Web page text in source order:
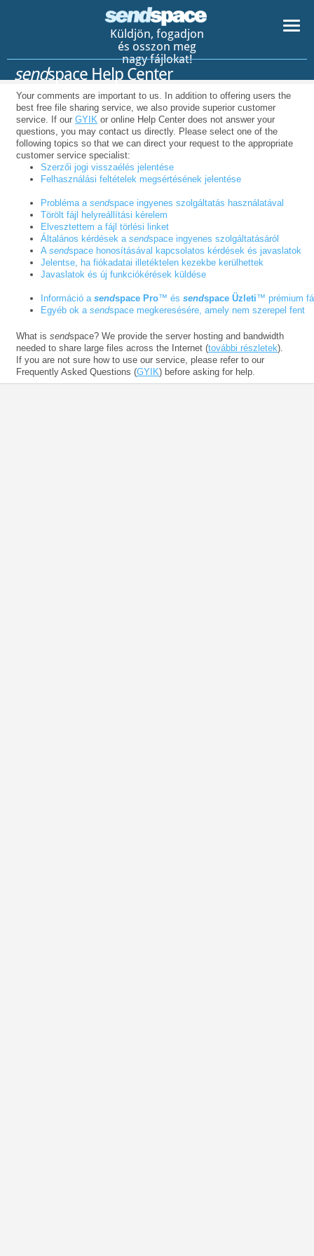
Küldjön, fogadjon
és osszon meg
nagy fájlokat!
sendspace Help Center
Your comments are important to us. In addition to offering users the
best free file sharing service, we also provide superior customer
service. If our GYIK or online Help Center does not answer your
questions, you may contact us directly. Please select one of the
following topics so that we can direct your request to the appropriate
customer service specialist:
Szerzői jogi visszaélés jelentése
Felhasználási feltételek megsértésének jelentése
Probléma a sendspace ingyenes szolgáltatás használatával
Törölt fájl helyreállítási kérelem
Elvesztettem a fájl törlési linket
Általános kérdések a sendspace ingyenes szolgáltatásáról
A sendspace honosításával kapcsolatos kérdések és javaslatok
Jelentse, ha fiókadatai illetéktelen kezekbe kerülhettek
Javaslatok és új funkciókérések küldése
Információ a sendspace Pro™ és sendspace Üzleti™ prémium
Egyéb ok a sendspace megkeresésére, amely nem szerepel fent
What is sendspace? We provide the server hosting and bandwidth
needed to share large files across the Internet (további részletek).
If you are not sure how to use our service, please refer to our
Frequently Asked Questions (GYIK) before asking for help.